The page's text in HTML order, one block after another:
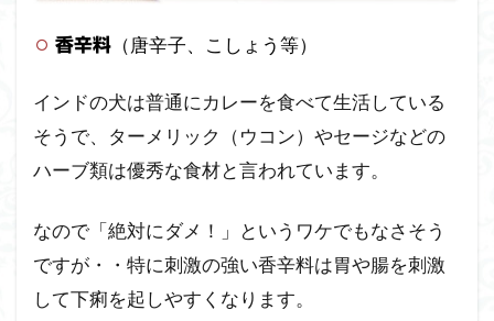
香辛料 （唐辛子、こしょう等）
インドの犬は普通にカレーを食べて生活している
そうで、ターメリック（ウコン）やセージなどの
ハーブ類は優秀な食材と言われています。
なので「絶対にダメ！」というワケでもなさそう
ですが・・特に刺激の強い香辛料は胃や腸を刺激
して下痢を起しやすくなります。